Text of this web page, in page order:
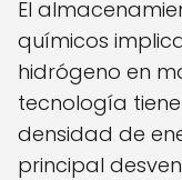
El
químicos
hidrógeno en
tecnología
densidad de
principal